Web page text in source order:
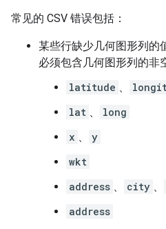
常见的 CSV 错误包括：
某些行缺少几何图形列的
必须包含几何图形列的非
latitude 、
lat 、
long
x 、
y
wkt
address 、 city 、
address